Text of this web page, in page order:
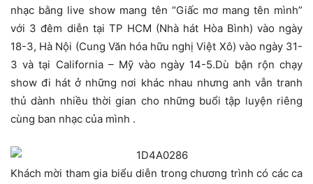
nhạc bằng live show mang tên “Giấc mơ mang tên mình”
với 3 đêm diễn tại TP HCM (Nhà hát Hòa Bình) vào ngày
18-3, Hà Nội (Cung Văn hóa hữu nghị Việt Xô) vào ngày 31-
3 và tại California – Mỹ vào ngày 14-5.Dù bận rộn chạy
show đi hát ở những nơi khác nhau nhưng anh vẫn tranh
thủ dành nhiều thời gian cho những buổi tập luyện riêng
cùng ban nhạc của mình .
Khách mời tham gia biểu diễn trong chương trình có các ca